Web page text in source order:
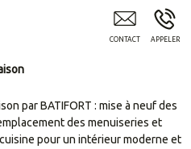
par BATIFORT : mise à neuf des
des menuiseries et
pour un intérieur moderne et